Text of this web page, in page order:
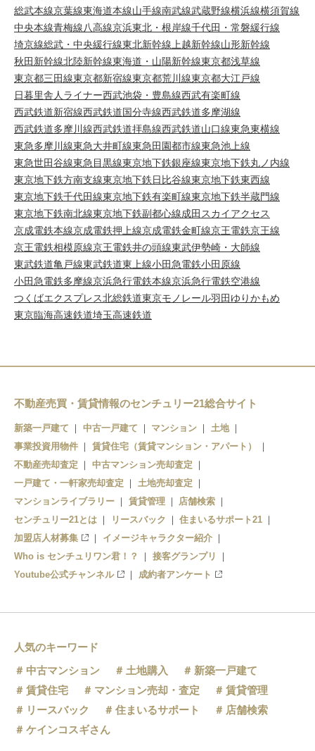
総武本線京葉線東海道本線山手線南武線武蔵野線横浜線横須賀線
中央本線青梅線八高線京浜東北・根岸線千代田・常磐緩行線
埼京線総武・中央緩行線東北新幹線 上越新幹線山形新幹線
秋田新幹線北陸新幹線東海道・山陽新幹線東京都浅草線
東京都三田線東京都新宿線東京都荒川線東京都大江戸線
日暮里舎人ライナー西武池袋・豊島線西武有楽町線
西武鉄道新宿線西武鉄道国分寺線西武鉄道多摩湖線
西武鉄道多摩川線西武鉄道拝島線西武鉄道山口線東急東横線
東急多摩川線東急大井町線東急田園都市線東急池上線
東急世田谷線東急目黒線東京地下鉄銀座線東京地下鉄丸ノ内線
東京地下鉄方南支線東京地下鉄日比谷線東京地下鉄東西線
東京地下鉄千代田線東京地下鉄有楽町線東京地下鉄半蔵門線
東京地下鉄南北線東京地下鉄副都心線成田スカイアクセス
京成電鉄本線京成電鉄押上線京成電鉄金町線京王電鉄京王線
京王電鉄相模原線京王電鉄井の頭線東武伊勢崎・大師線
東武鉄道亀戸線東武鉄道東上線小田急電鉄小田原線
小田急電鉄多摩線京浜急行電鉄本線京浜急行電鉄空港線
つくばエクスプレス北総鉄道東京モノレール羽田 ゆりかもめ
東京臨海高速鉄道埼玉高速鉄道
不動産売買・賃貸情報のセンチュリー21総合サイト
新築一戸建て 中古一戸建て マンション
土地
事業投資用物件
賃貸住宅（賃貸マンション・アパート）
不動産売却査定
中古マンション売却査定
一戸建て・一軒家売却査定
土地売却査定
マンションライブラリー
賃貸管理
店舗検索
センチュリー21とは
リースバック
住まいるサポート21
加盟店人材募集
イメージキャラクター紹介
Who is センチュリワン君！？
接客グランプリ
Youtube公式チャンネル
成約者アンケート
人気のキーワード
中古マンション
土地購入
新築一戸建て
賃貸住宅
マンション売却・査定
賃貸管理
リースバック
住まいるサポート
店舗検索
ケインコスギさん